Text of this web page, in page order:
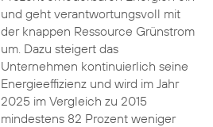
und geht verantwortungsvoll mit
der knappen Ressource Grünstrom
um. Dazu steigert das
Unternehmen kontinuierlich seine
Energieeffizienz und wird im Jahr
2025 im Vergleich zu 2015
mindestens 82 Prozent weniger